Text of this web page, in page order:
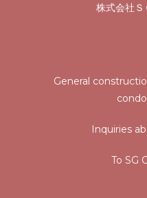
株式会社
General
Inquiries
To SG